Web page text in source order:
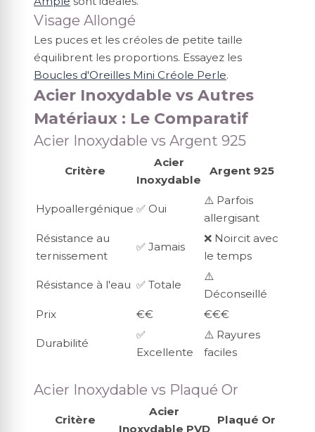
Visage Allongé
Les puces et les créoles de petite taille
équilibrent les proportions. Essayez les
Boucles d'Oreilles Mini Créole Perle.
Acier Inoxydable vs Autres
Matériaux : Le Comparatif
Acier Inoxydable vs Argent 925
Critère
Acier
Inoxydable
Argent 925
Hypoallergénique ✅ Oui
⚠️ Parfois
allergisant
Résistance au
ternissement
✅ Jamais
❌ Noircit avec
le temps
Résistance à l'eau ✅ Totale
⚠️
Déconseillé
Prix
€€ €€€
Durabilité
✅
Excellente
⚠️ Rayures
faciles
Acier Inoxydable vs Plaqué Or
Critère
Acier
Inoxydable PVD
Plaqué Or